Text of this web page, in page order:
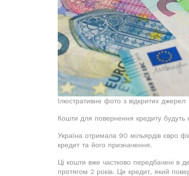
Ілюстративне фото з відкритих джерел
Кошти для повернення кредиту будуть
Україна отримала 90 мільярдів євро
кредит та його призначення.
Ці кошти вже частково передбачені в
протягом 2 років. Це кредит, який